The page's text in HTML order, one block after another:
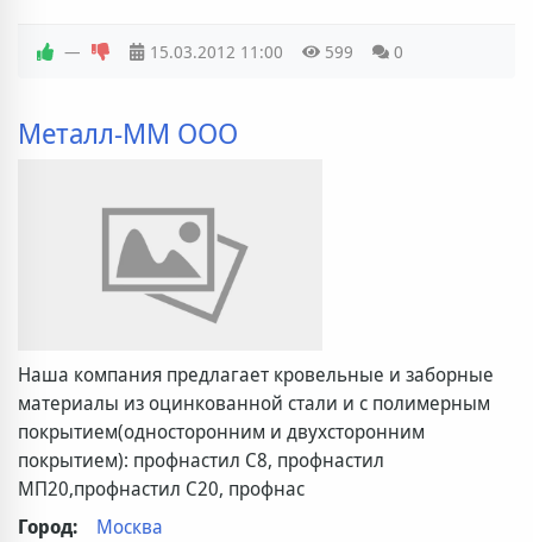
— 15.03.2012 11:00 599 0
Металл-ММ ООО
Наша компания предлагает кровельные и заборные
материалы из оцинкованной стали и с полимерным
покрытием(односторонним и двухсторонним
покрытием): профнастил С8, профнастил
МП20,профнастил С20, профнас
Город:
Москва